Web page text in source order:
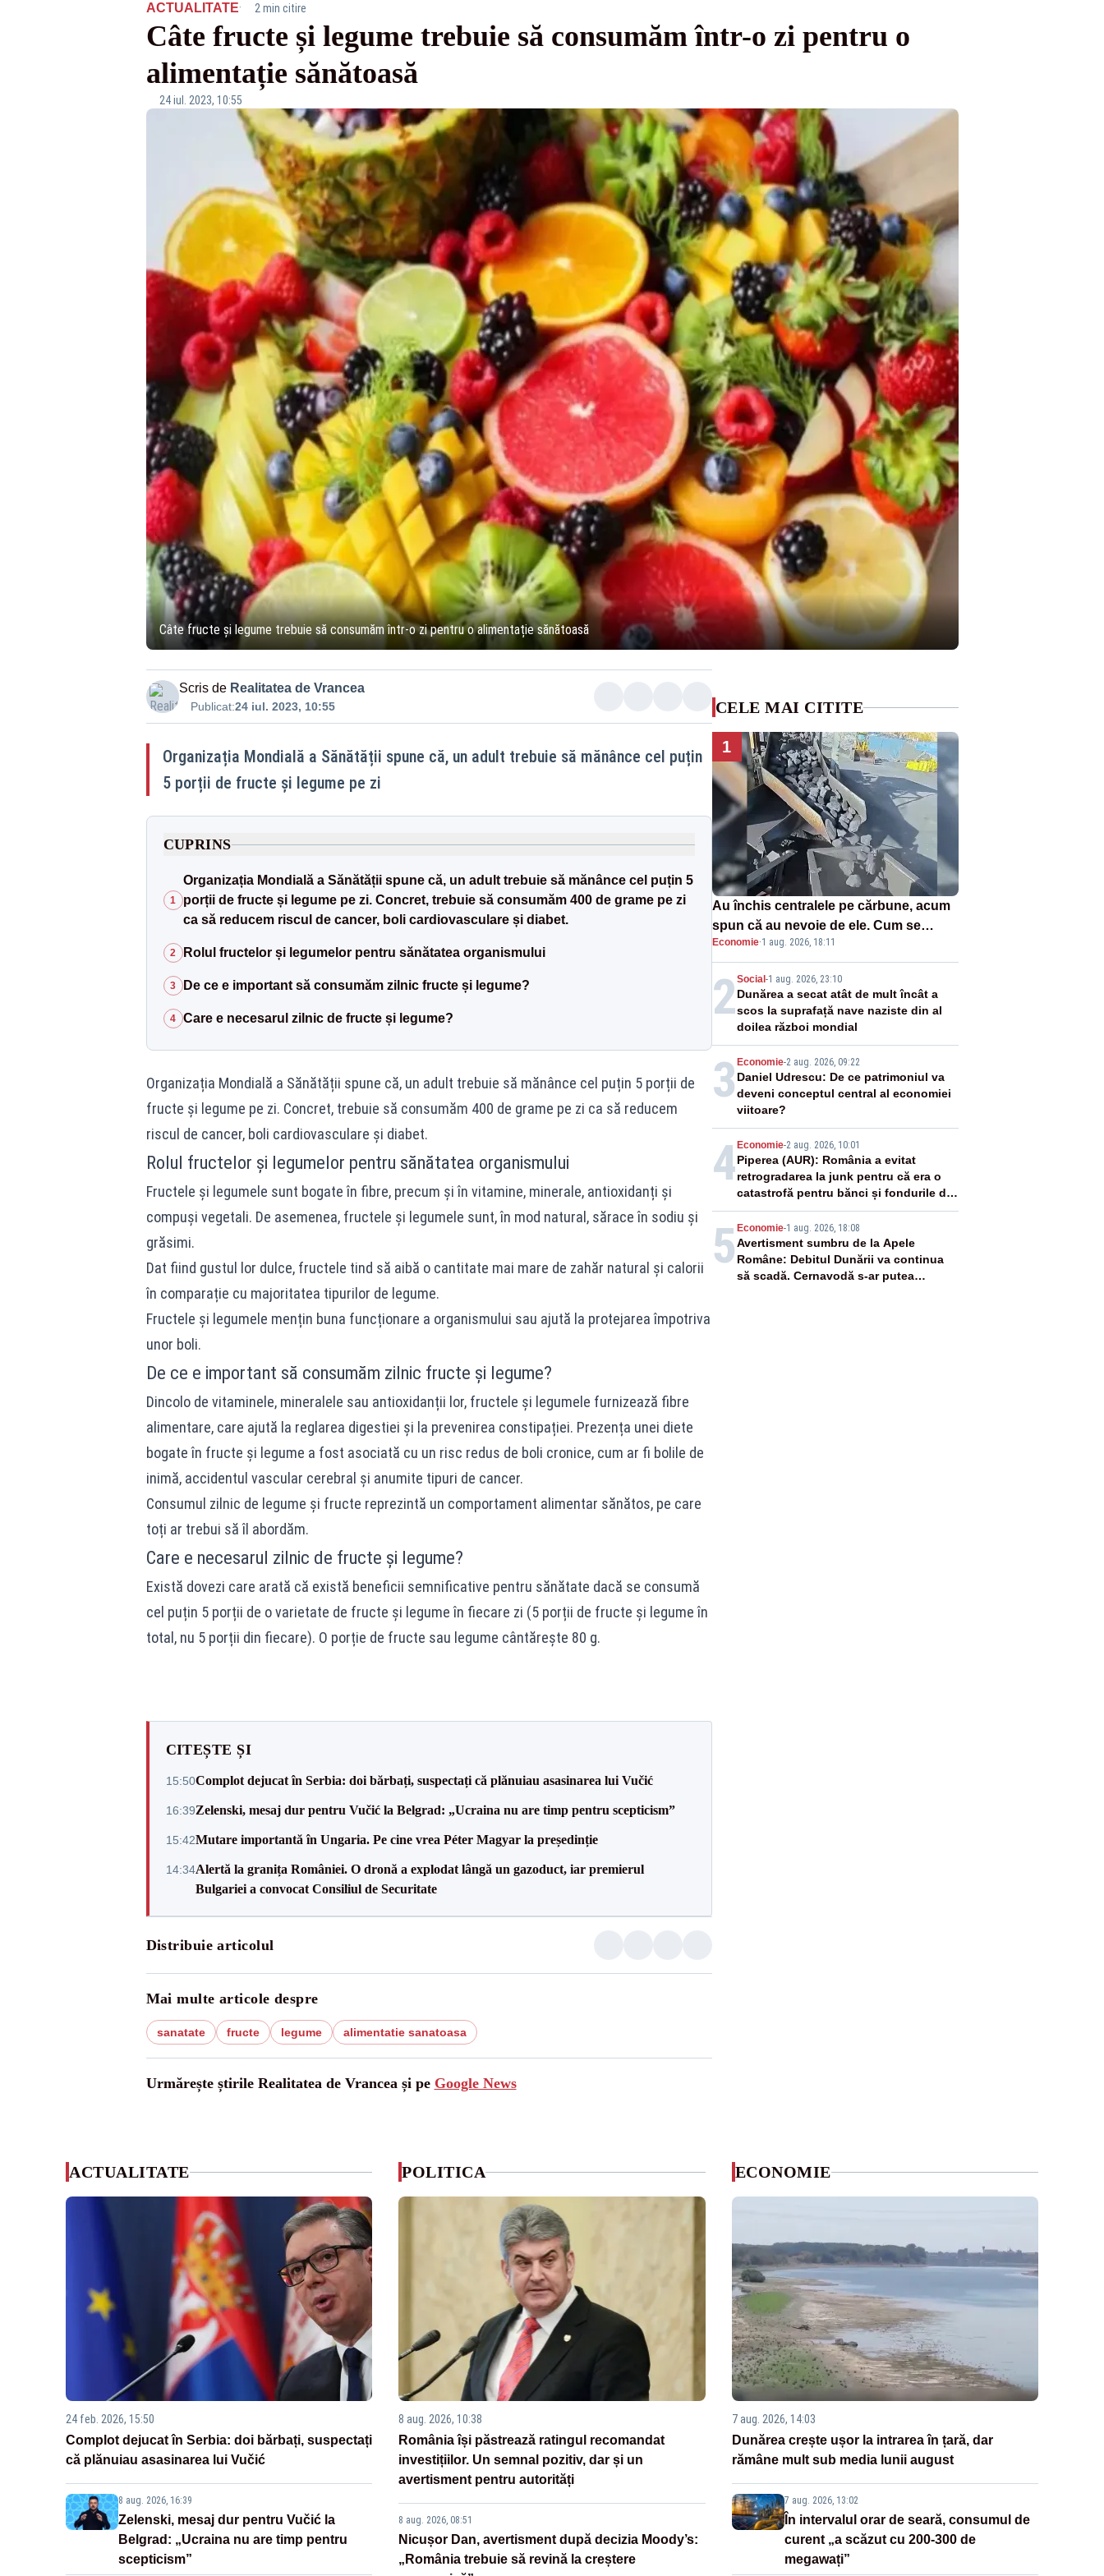
ACTUALITATE· 2 min citire
Câte fructe și legume trebuie să consumăm într-o zi pentru o
alimentație sănătoasă
24 iul. 2023, 10:55
Câte fructe și legume trebuie să consumăm într-o zi pentru o alimentație sănătoasă
Scris de Realitatea de Vrancea
Publicat:24 iul. 2023, 10:55
Organizația Mondială a Sănătății spune că, un adult trebuie să mănânce cel puțin
5 porții de fructe și legume pe zi
CUPRINS
1
Organizația Mondială a Sănătății spune că, un adult trebuie să mănânce cel puțin 5
porții de fructe și legume pe zi. Concret, trebuie să consumăm 400 de grame pe zi
ca să reducem riscul de cancer, boli cardiovasculare și diabet.
2 Rolul fructelor și legumelor pentru sănătatea organismului
3 De ce e important să consumăm zilnic fructe și legume?
4 Care e necesarul zilnic de fructe și legume?
Organizația Mondială a Sănătății spune că, un adult trebuie să mănânce cel puțin 5 porții de
fructe și legume pe zi. Concret, trebuie să consumăm 400 de grame pe zi ca să reducem
riscul de cancer, boli cardiovasculare și diabet.
Rolul fructelor și legumelor pentru sănătatea organismului
Fructele și legumele sunt bogate în fibre, precum și în vitamine, minerale, antioxidanți și
compuși vegetali. De asemenea, fructele și legumele sunt, în mod natural, sărace în sodiu și
grăsimi.
Dat fiind gustul lor dulce, fructele tind să aibă o cantitate mai mare de zahăr natural și calorii
în comparație cu majoritatea tipurilor de legume.
Fructele și legumele mențin buna funcționare a organismului sau ajută la protejarea împotriva
unor boli.
De ce e important să consumăm zilnic fructe și legume?
Dincolo de vitaminele, mineralele sau antioxidanții lor, fructele și legumele furnizează fibre
alimentare, care ajută la reglarea digestiei și la prevenirea constipației. Prezența unei diete
bogate în fructe și legume a fost asociată cu un risc redus de boli cronice, cum ar fi bolile de
inimă, accidentul vascular cerebral și anumite tipuri de cancer.
Consumul zilnic de legume și fructe reprezintă un comportament alimentar sănătos, pe care
toți ar trebui să îl abordăm.
Care e necesarul zilnic de fructe și legume?
Există dovezi care arată că există beneficii semnificative pentru sănătate dacă se consumă
cel puțin 5 porții de o varietate de fructe și legume în fiecare zi (5 porții de fructe și legume în
total, nu 5 porții din fiecare). O porție de fructe sau legume cântărește 80 g.
CITEȘTE ȘI
15:50Complot dejucat în Serbia: doi bărbați, suspectați că plănuiau asasinarea lui Vučić
16:39Zelenski, mesaj dur pentru Vučić la Belgrad: „Ucraina nu are timp pentru scepticism”
15:42Mutare importantă în Ungaria. Pe cine vrea Péter Magyar la președinție
14:34Alertă la granița României. O dronă a explodat lângă un gazoduct, iar premierul
Bulgariei a convocat Consiliul de Securitate
Distribuie articolul
Mai multe articole despre
sanatate fructe legume alimentatie sanatoasa
Urmărește știrile Realitatea de Vrancea și pe Google News
CELE MAI CITITE
1
Au închis centralele pe cărbune, acum
spun că au nevoie de ele. Cum se
pasează vina în plină criză energetică
Economie·1 aug. 2026, 18:11
2Social -1 aug. 2026, 23:10
Dunărea a secat atât de mult încât a
scos la suprafață nave naziste din al
doilea război mondial
3 Economie-2 aug. 2026, 09:22
Daniel Udrescu: De ce patrimoniul va
deveni conceptul central al economiei
viitoare?
4 Economie-2 aug. 2026, 10:01
Piperea (AUR): România a evitat
retrogradarea la junk pentru că era o
catastrofă pentru bănci și fondurile de
pensii
5 Economie-1 aug. 2026, 18:08
Avertisment sumbru de la Apele
Române: Debitul Dunării va continua
să scadă. Cernavodă s-ar putea
ACTUALITATE
24 feb. 2026, 15:50
Complot dejucat în Serbia: doi bărbați, suspectați
că plănuiau asasinarea lui Vučić
8 aug. 2026, 16:39
Zelenski, mesaj dur pentru Vučić la
Belgrad: „Ucraina nu are timp pentru
scepticism”
POLITICA
8 aug. 2026, 10:38
România își păstrează ratingul recomandat
investițiilor. Un semnal pozitiv, dar și un
avertisment pentru autorități
8 aug. 2026, 08:51
Nicușor Dan, avertisment după decizia Moody’s:
„România trebuie să revină la creștere
ECONOMIE
7 aug. 2026, 14:03
Dunărea crește ușor la intrarea în țară, dar
rămâne mult sub media lunii august
7 aug. 2026, 13:02
În intervalul orar de seară, consumul de
curent „a scăzut cu 200-300 de
megawați”